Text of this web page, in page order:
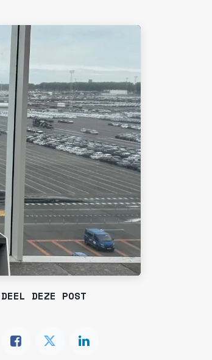
DEEL DEZE POST